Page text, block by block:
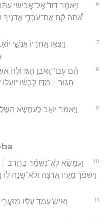
6
וַיֹּ֤אמֶר דָּוִד֙ אֶל־אֲבִישַׁ֔י
אַ֠תָּה קַ֞ח אֶת־עַבְדֵ֤י אֲדֹנֶ֙יךָ֙
7
וַיֵּצְא֤וּ אַֽחֲרָיו֙ אַנְשֵׁ֣י
8
הֵ֗ם עִם־הָאֶ֤בֶן הַגְּדוֹלָה֙
חָג֣וּר ׀ מִדּ֣וֹ לְבֻשׁ֗וּ
9
וַיֹּ֤אמֶר יוֹאָב֙ לַעֲמָשָׂ֔א
10
וַעֲמָשָׂ֨א לֹֽא־נִשְׁמַ֜ר בַּחֶ֣רֶב ׀
וַיִּשְׁפֹּ֨ךְ מֵעָ֥יו אַ֛רְצָה וְלֹא־שָׁ֥נָה ל֖וֹ
11
וְאִישׁ֙ עָמַ֣ד עָלָ֔יו